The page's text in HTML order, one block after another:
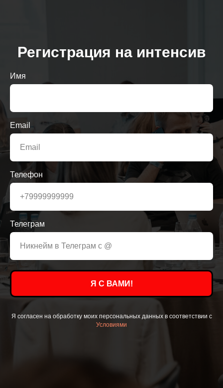
Регистрация на интенсив
Имя
Email
Телефон
Телеграм
Я С ВАМИ!
Я согласен на обработку моих персональных данных в соответствии с
Условиями